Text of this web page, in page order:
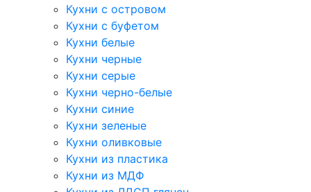
Кухни с островом
Кухни с буфетом
Кухни белые
Кухни черные
Кухни серые
Кухни черно-белые
Кухни синие
Кухни зеленые
Кухни оливковые
Кухни из пластика
Кухни из МДФ